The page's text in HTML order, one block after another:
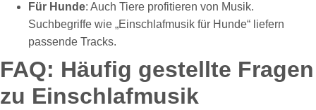
Für Hunde: Auch Tiere profitieren von Musik.
Suchbegriffe wie „Einschlafmusik für Hunde“ liefern
passende Tracks.
FAQ: Häufig gestellte Fragen
zu Einschlafmusik